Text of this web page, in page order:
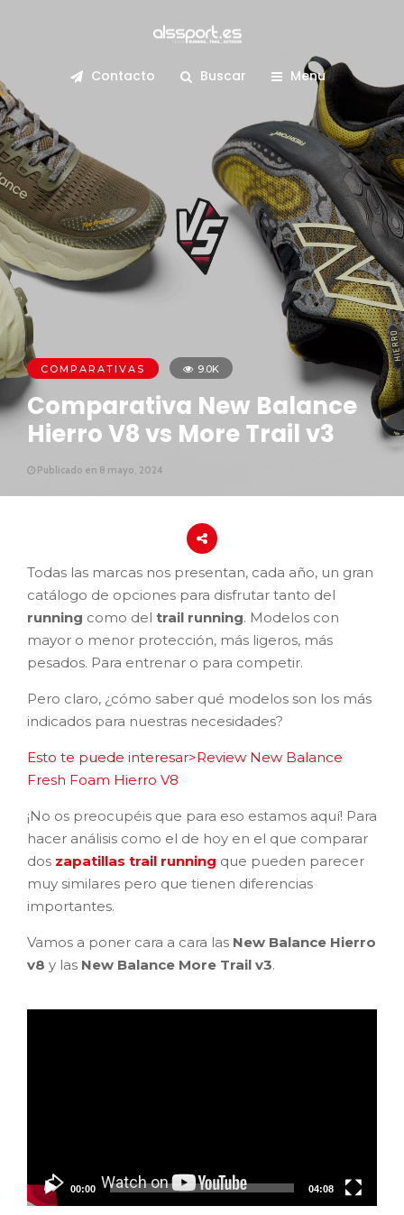
Contacto Buscar Menu
COMPARATIVAS 9.0K
Comparativa New Balance
Hierro V8 vs More Trail v3
Publicado en 8 mayo, 2024
Todas las marcas nos presentan, cada año, un gran
catálogo de opciones para disfrutar tanto del
running como del trail running. Modelos con
mayor o menor protección, más ligeros, más
pesados. Para entrenar o para competir.
Pero claro, ¿cómo saber qué modelos son los más
indicados para nuestras necesidades?
Esto te puede interesar>Review New Balance
Fresh Foam Hierro V8
¡No os preocupéis que para eso estamos aquí! Para
hacer análisis como el de hoy en el que comparar
dos zapatillas trail running que pueden parecer
muy similares pero que tienen diferencias
importantes.
Vamos a poner cara a cara las New Balance Hierro
v8 y las New Balance More Trail v3.
00:00 04:08